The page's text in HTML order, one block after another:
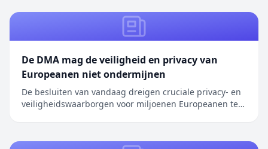
De DMA mag de veiligheid en privacy van
Europeanen niet ondermijnen
De besluiten van vandaag dreigen cruciale privacy- en
veiligheidswaarborgen voor miljoenen Europeanen te